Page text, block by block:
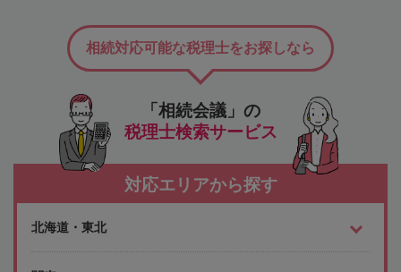
「相続会議」の
税理士検索サービス
相続対応可能な税理士をお探しなら
対応エリアから探す
北海道・東北